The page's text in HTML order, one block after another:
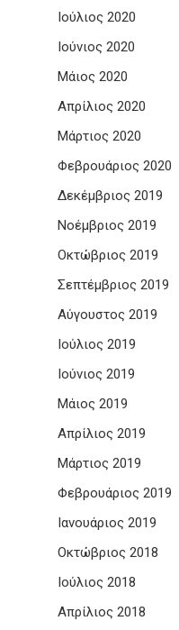
Ιούλιος 2020
Ιούνιος 2020
Μάιος 2020
Απρίλιος 2020
Μάρτιος 2020
Φεβρουάριος 2020
Δεκέμβριος 2019
Νοέμβριος 2019
Οκτώβριος 2019
Σεπτέμβριος 2019
Αύγουστος 2019
Ιούλιος 2019
Ιούνιος 2019
Μάιος 2019
Απρίλιος 2019
Μάρτιος 2019
Φεβρουάριος 2019
Ιανουάριος 2019
Οκτώβριος 2018
Ιούλιος 2018
Απρίλιος 2018